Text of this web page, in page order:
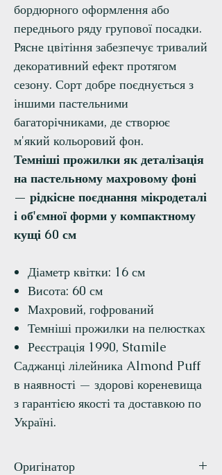
бордюрного оформлення або
переднього ряду групової посадки.
Рясне цвітіння забезпечує тривалий
декоративний ефект протягом
сезону. Сорт добре поєднується з
іншими пастельними
багаторічниками, де створює
м'який кольоровий фон.
Темніші прожилки як деталізація
на пастельному махровому фоні
— рідкісне поєднання мікродеталі
і об'ємної форми у компактному
кущі 60 см
Діаметр квітки: 16 см
Висота: 60 см
Махровий, гофрований
Темніші прожилки на пелюстках
Реєстрація 1990, Stamile
Саджанці лілейника Almond Puff
в наявності — здорові кореневища
з гарантією якості та доставкою по
Україні.
Оригінатор